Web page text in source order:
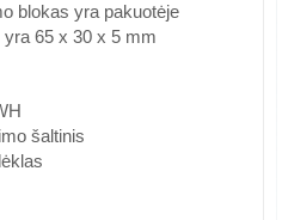
blokas yra pakuotėje
65 x 30 x 5 mm
šaltinis